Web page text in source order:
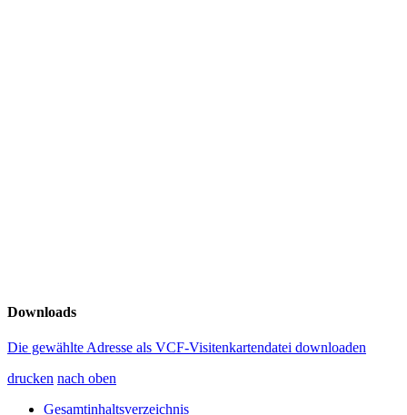
Downloads
Die gewählte Adresse als VCF-Visitenkartendatei downloaden
drucken nach oben
Gesamtinhaltsverzeichnis